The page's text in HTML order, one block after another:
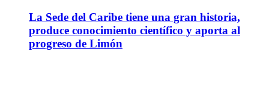
La Sede del Caribe tiene una gran historia,
produce conocimiento científico y aporta al
progreso de Limón